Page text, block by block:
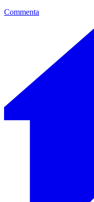
Commenta